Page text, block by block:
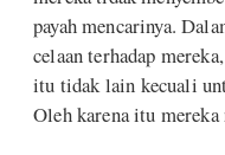
payah mencarinya.
celaan terhadap
itu tidak lain kecuali
Oleh karena itu